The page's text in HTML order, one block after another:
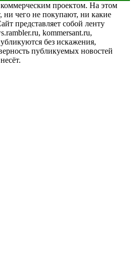
проектом. На этом
ни чего не покупают, ни какие
представляет собой ленту
kommersant.ru,
без искажения,
публикуемых новостей